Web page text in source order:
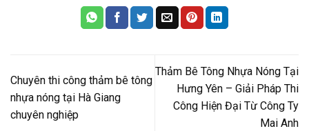
Chuyên thi công thảm bê tông
nhựa nóng tại Hà Giang
chuyên nghiệp
Thảm Bê Tông Nhựa Nóng Tại
Hưng Yên – Giải Pháp Thi
Công Hiện Đại Từ Công Ty
Mai Anh